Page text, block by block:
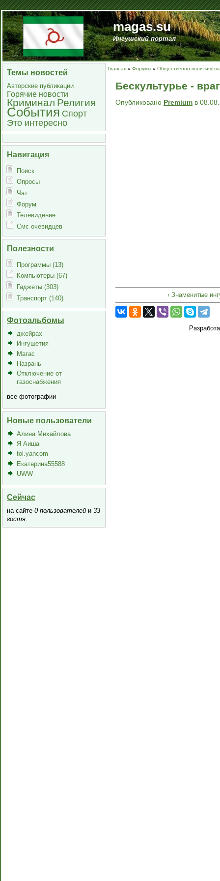
magas.su
Ингушский портал
Темы новостей
Авторские публикации
Горячие новости
Криминал Религия
События Спорт
Это интересно
Навигация
Поиск
Опросы
Чат
Форум
Телевидение
Смс очевидцев
Полезности
Программы (13)
Компьютеры (67)
Гаджеты (303)
Транспорт (140)
Фотоальбомы
джейрах
Ингушетия
Магас
Назрань
Отключение от
газоснабжения
все фотографии
Новые пользователи
Алина Михайлова
Я Аиша
tol.yancom
Екатерина55588
UWW
Сейчас
на сайте 0 пользователей и 33
гостя.
Главная » Форумы » Общественно-
Бескультурье -
Опубликовано Premium в
‹ Знаменитые